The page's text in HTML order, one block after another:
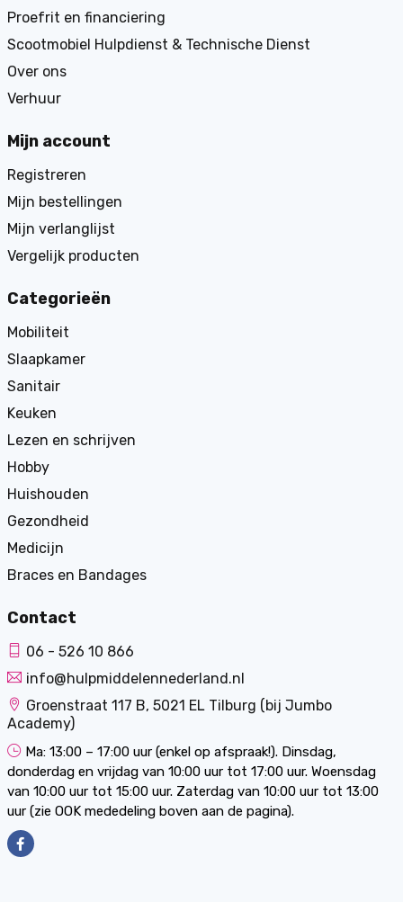
Proefrit en financiering
Scootmobiel Hulpdienst & Technische Dienst
Over ons
Verhuur
Mijn account
Registreren
Mijn bestellingen
Mijn verlanglijst
Vergelijk producten
Categorieën
Mobiliteit
Slaapkamer
Sanitair
Keuken
Lezen en schrijven
Hobby
Huishouden
Gezondheid
Medicijn
Braces en Bandages
Contact
06 - 526 10 866
info@hulpmiddelennederland.nl
Groenstraat 117 B, 5021 EL Tilburg (bij Jumbo
Academy)
Ma: 13:00 – 17:00 uur (enkel op afspraak!). Dinsdag,
donderdag en vrijdag van 10:00 uur tot 17:00 uur. Woensdag
van 10:00 uur tot 15:00 uur. Zaterdag van 10:00 uur tot 13:00
uur (zie OOK mededeling boven aan de pagina).